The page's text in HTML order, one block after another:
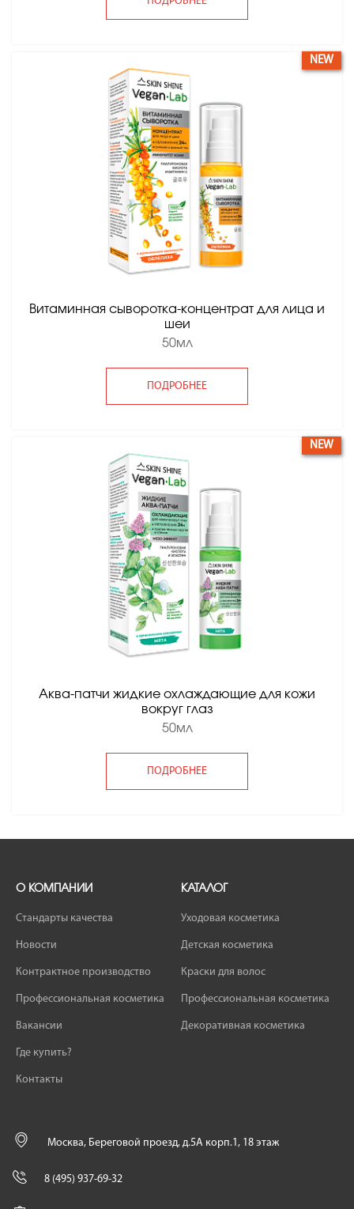
Витаминная сыворотка-концентрат для лица и
шеи
50мл
ПОДРОБНЕЕ
NEW
Аква-патчи жидкие охлаждающие для кожи
вокруг глаз
50мл
ПОДРОБНЕЕ
NEW
О КОМПАНИИ
Стандарты качества
Новости
Контрактное производство
Профессиональная косметика
Вакансии
Где купить?
Контакты
КАТАЛОГ
Уходовая косметика
Детская косметика
Краски для волос
Профессиональная косметика
Декоративная косметика
Москва, Береговой проезд, д.5А корп.1, 18 этаж
8 (495) 937-69-32